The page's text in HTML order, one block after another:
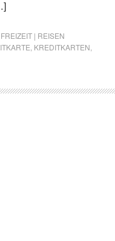
| REISEN
KREDITKARTEN